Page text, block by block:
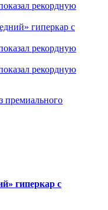
рекордную
гиперкар с
рекордную
рекордную
гиперкар с